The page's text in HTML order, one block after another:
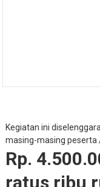
Kegiatan ini
masing-masing peserta